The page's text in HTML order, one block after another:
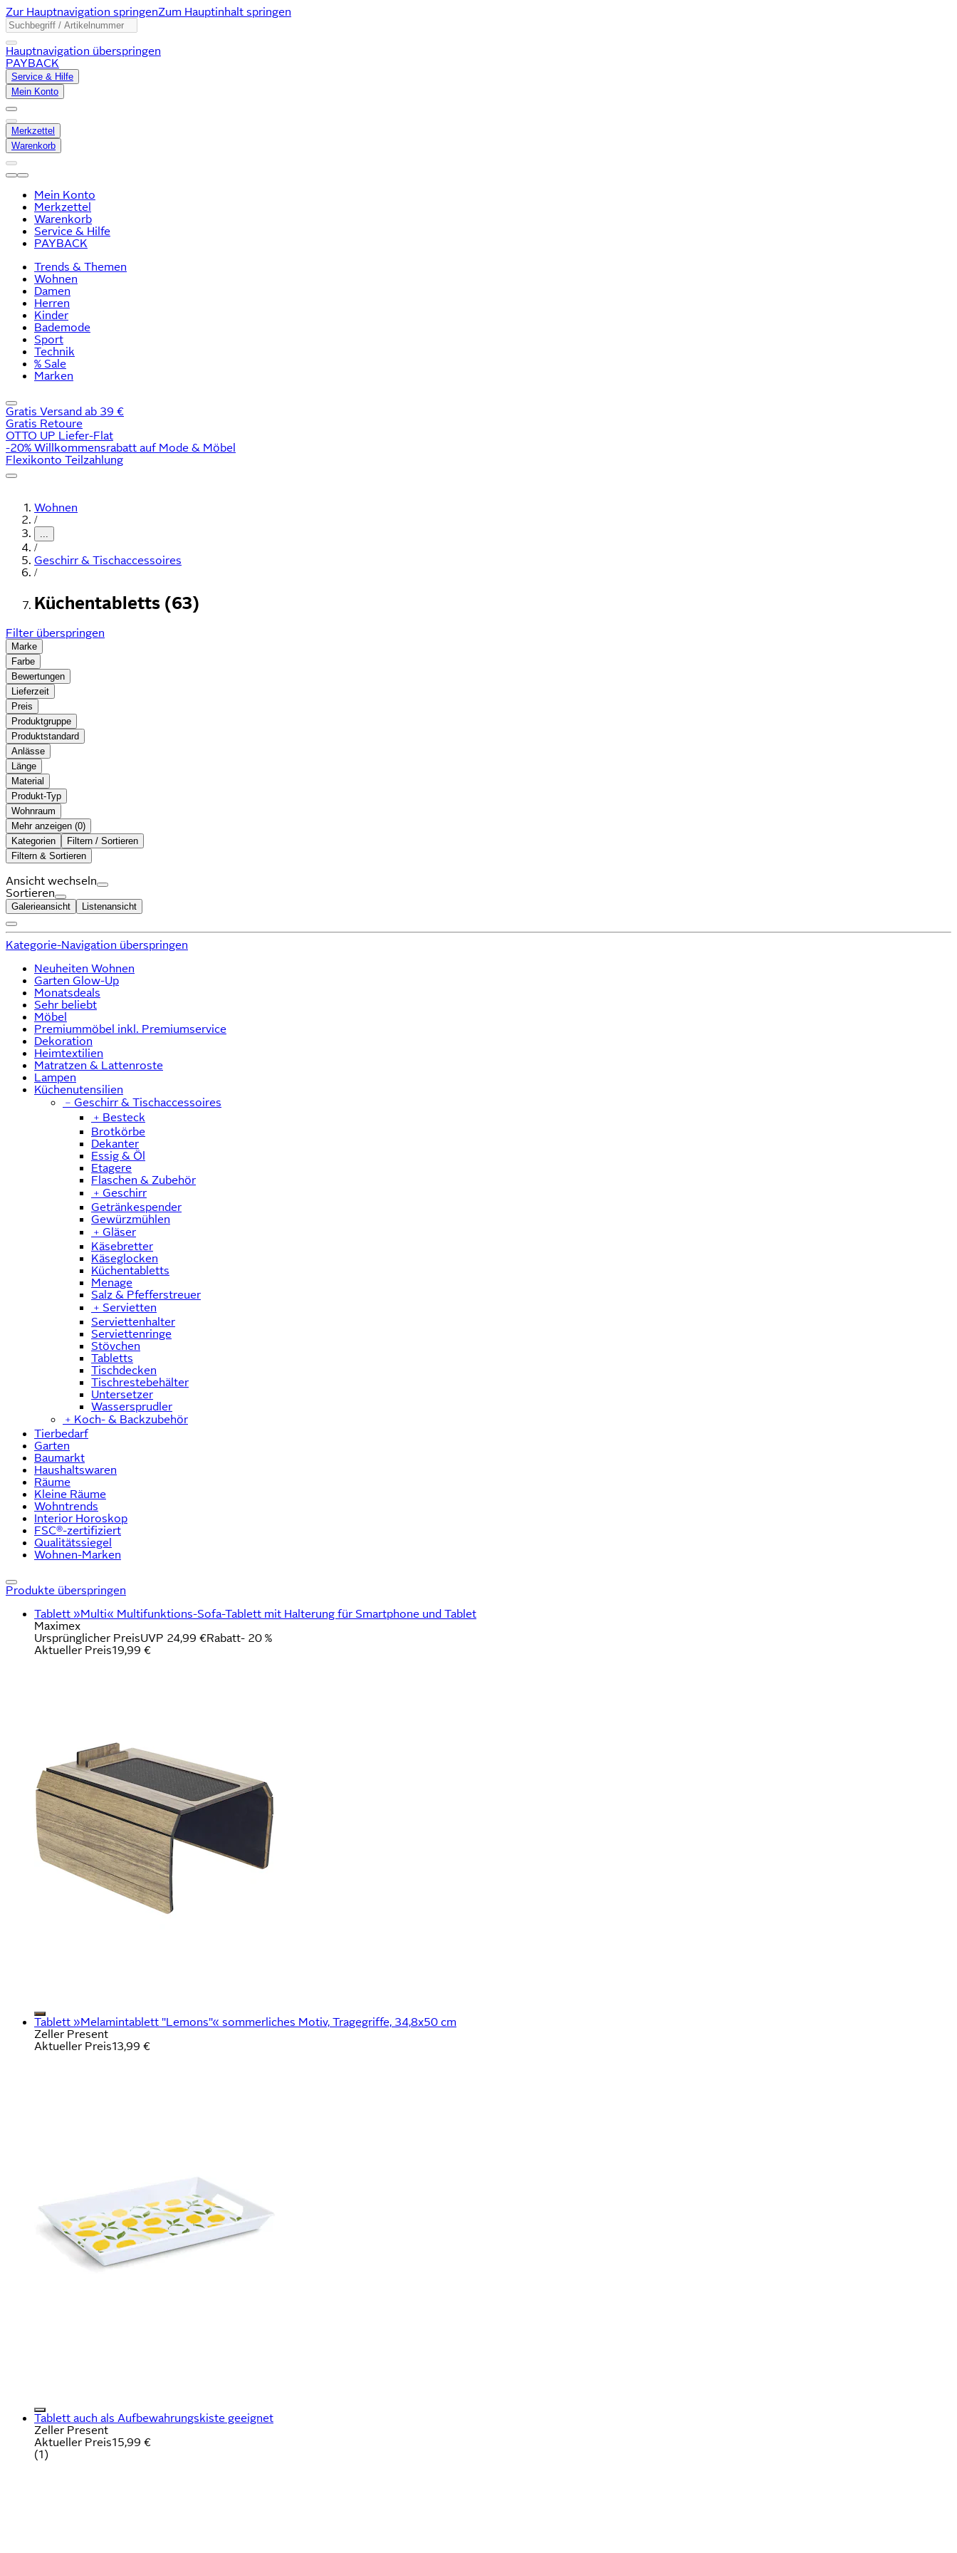
Zur Hauptnavigation springenZum Hauptinhalt springen
Hauptnavigation überspringen
PAYBACK
Service & Hilfe
Mein Konto
Merkzettel
Warenkorb
Mein Konto
Merkzettel
Warenkorb
Service & Hilfe
PAYBACK
Trends & Themen
Wohnen
Damen
Herren
Kinder
Bademode
Sport
Technik
% Sale
Marken
Gratis Versand ab 39 €
Gratis Retoure
OTTO UP Liefer-Flat
-20% Willkommensrabatt auf Mode & Möbel
Flexikonto Teilzahlung
Wohnen
/
...
/
Geschirr & Tischaccessoires
/
Küchentabletts (63)
Filter überspringen
Marke
Farbe
Bewertungen
Lieferzeit
Preis
Produktgruppe
Produktstandard
Anlässe
Länge
Material
Produkt-Typ
Wohnraum
Mehr anzeigen ( )
Kategorien
Filtern / Sortieren
Filtern & Sortieren
Ansicht wechseln
Sortieren
Galerieansicht Listenansicht
Kategorie-Navigation überspringen
Neuheiten Wohnen
Garten Glow-Up
Monatsdeals
Sehr beliebt
Möbel
Premiummöbel inkl. Premiumservice
Dekoration
Heimtextilien
Matratzen & Lattenroste
Lampen
Küchenutensilien
﹣ Geschirr & Tischaccessoires
﹢ Besteck
Brotkörbe
Dekanter
Essig & Öl
Etagere
Flaschen & Zubehör
﹢ Geschirr
Getränkespender
Gewürzmühlen
﹢ Gläser
Käsebretter
Käseglocken
Küchentabletts
Menage
Salz & Pfefferstreuer
﹢ Servietten
Serviettenhalter
Serviettenringe
Stövchen
Tabletts
Tischdecken
Tischrestebehälter
Untersetzer
Wassersprudler
﹢ Koch- & Backzubehör
Tierbedarf
Garten
Baumarkt
Haushaltswaren
Räume
Kleine Räume
Wohntrends
Interior Horoskop
FSC®-zertifiziert
Qualitätssiegel
Wohnen-Marken
Produkte überspringen
Tablett »Multi« Multifunktions-Sofa-Tablett mit Halterung für Smartphone und Tablet
Maximex
Ursprünglicher PreisUVP 24,99 €Rabatt- 20 %
Aktueller Preis19,99 €
Tablett »Melamintablett "Lemons"« sommerliches Motiv, Tragegriffe, 34,8x50 cm
Zeller Present
Aktueller Preis13,99 €
Tablett auch als Aufbewahrungskiste geeignet
Zeller Present
Aktueller Preis15,99 €
(1)